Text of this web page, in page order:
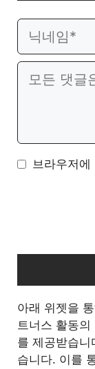
댓
이
일
웹
이
브라우저에
아래 위젯을
트너스 활동
를 제공받습
습니다. 이를